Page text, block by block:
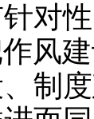
对
风
制